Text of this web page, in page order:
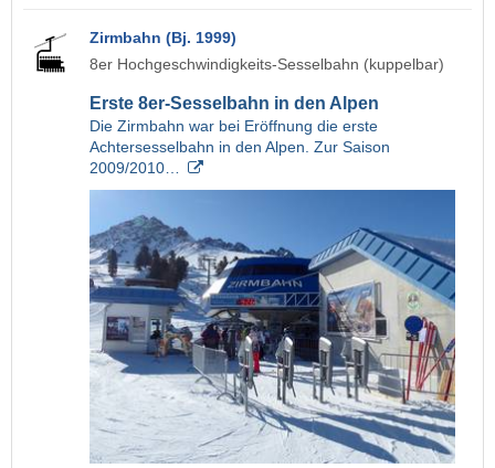
Zirmbahn (Bj. 1999)
8er Hochgeschwindigkeits-Sesselbahn (kuppelbar)
Erste 8er-Sesselbahn in den Alpen
Die Zirmbahn war bei Eröffnung die erste
Achtersesselbahn in den Alpen. Zur Saison
2009/2010…